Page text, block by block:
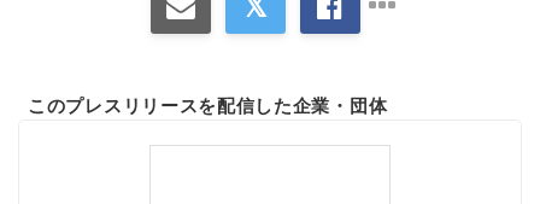
このプレスリリースを配信した企業・団体